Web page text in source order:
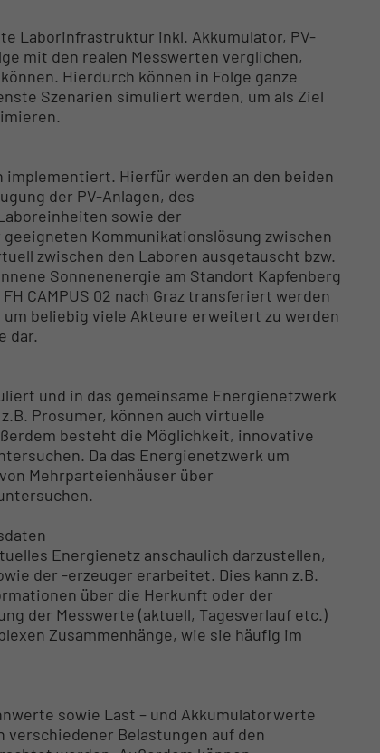
Laborinfrastruktur inkl. Akkumulator, PV-
mit den realen Messwerten verglichen,
Hierdurch können in Folge ganze
Szenarien simuliert werden, um als Ziel
Hierfür werden an den beiden
der PV-Anlagen, des
sowie der
Kommunikationslösung zwischen
zwischen den Laboren ausgetauscht bzw.
Sonnenenergie am Standort Kapfenberg
CAMPUS 02 nach Graz transferiert werden
beliebig viele Akteure erweitert zu werden
dar.
und in das gemeinsame Energienetzwerk
Prosumer, können auch virtuelle
besteht die Möglichkeit, innovative
Da das Energienetzwerk um
Mehrparteienhäuser über
Energienetz anschaulich darzustellen,
der -erzeuger erarbeitet. Dies kann z.B.
über die Herkunft oder der
der Messwerte (aktuell, Tagesverlauf etc.)
Zusammenhänge, wie sie häufig im
sowie Last – und Akkumulatorwerte
Belastungen auf den